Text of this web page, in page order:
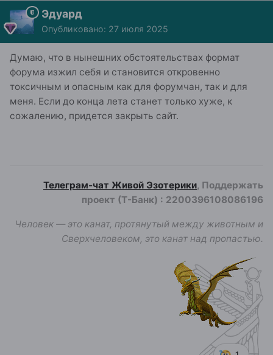
Эдуард
Опубликовано: 27 июля 2025
Думаю, что в нынешних обстоятельствах формат
форума изжил себя и становится откровенно
токсичным и опасным как для форумчан, так и для
меня. Если до конца лета станет только хуже, к
сожалению, придется закрыть сайт.
Телеграм-чат Живой Эзотерики, Поддержать
проект (Т-Банк) : 2200396108086196
Человек — это канат, протянутый между животным и
Сверхчеловеком, это канат над пропастью.